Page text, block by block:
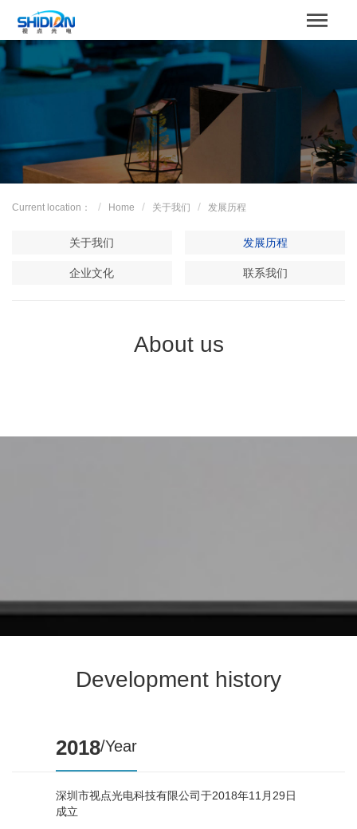
Home
关于我们
Product
Case
Contact us
Current location： Home 关于我们 发展历程
关于我们 发展历程
企业文化 联系我们
About us
Development history
2018/Year
深圳市视点光电科技有限公司于2018年11月29日
成立